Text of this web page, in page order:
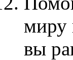
миру
вы